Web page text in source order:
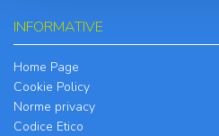
INFORMATIVE
Home Page
Cookie Policy
Norme privacy
Codice Etico